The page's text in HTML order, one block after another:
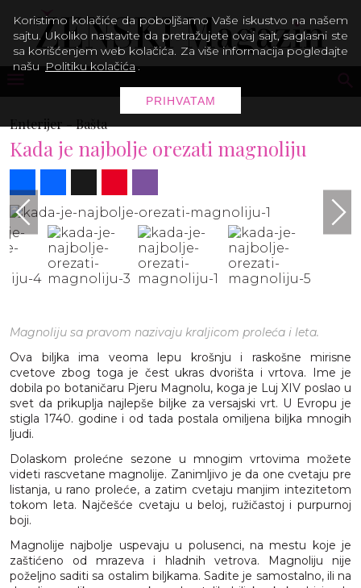
Enterijer -Bašta
Kada je najbolje orezati magnoliju
Magnoliju sa pravom nazivaju kraljicom proleća i leta.
Ova biljka ima veoma lepu krošnju i raskošne mirisne
cvetove zbog toga je čest ukras dvorišta i vrtova. Ime je
dobila po botaničaru Pjeru Magnolu, koga je Luj XIV poslao u
svet da prikuplja najlepše biljke za versajski vrt. U Evropu je
stigla 1740. godine i od tada postala omiljena biljka mnogih
ljudi.
Dolaskom prolećne sezone u mnogim vrtovima možete
videti rascvetane magnolije. Zanimljivo je da one cvetaju pre
listanja, u rano proleće, a zatim cvetaju manjim intezitetom
tokom leta. Najčešće cvetaju u beloj, ružičastoj i purpurnoj
boji.
Magnolije najbolje uspevaju u polusenci, na mestu koje je
zaštićeno od mrazeva i hladnih vetrova. Magnoliju nije
poželjno saditi sa ostalim biljkama. Sadite je samostalno, ili na
Koristimo kolačiće da poboljšamo Vaše iskustvo na našem
sajtu. Ukoliko nastavite da pretražujete ovaj sajt, saglasni ste
sa korišćenjem web kolačića. Za više informacija pogledajte
našu Politiku kolačića .
PRIHVATAM